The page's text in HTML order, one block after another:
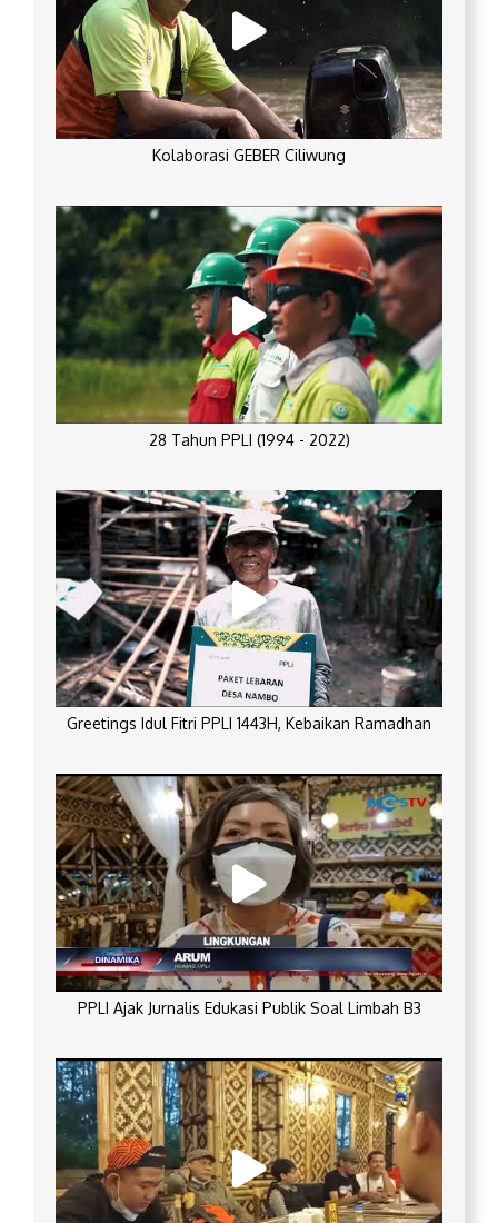
Kolaborasi GEBER Ciliwung
28 Tahun PPLI (1994 - 2022)
Greetings Idul Fitri PPLI 1443H, Kebaikan Ramadhan
PPLI Ajak Jurnalis Edukasi Publik Soal Limbah B3